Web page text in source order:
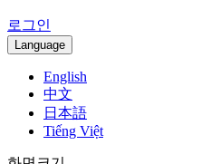
로그인
Language
English
中文
日本語
Tiếng Việt